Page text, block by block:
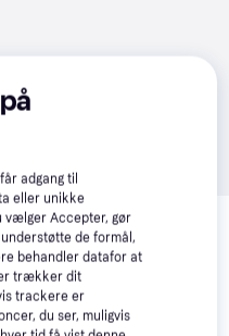
der matcher dine
adgang til
eller unikke
vælger Accepter, gør
de formål,
behandler datafor at
trækker dit
trackere er
du ser, muligvis